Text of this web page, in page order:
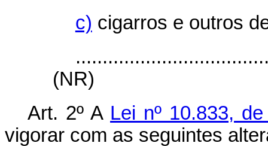
c) cigarros e outros
(NR)
Art. 2º A Lei nº 10.833,
vigorar com as seguintes